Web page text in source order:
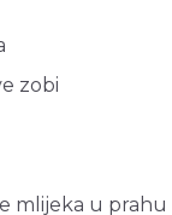
zobi
mlijeka u prahu